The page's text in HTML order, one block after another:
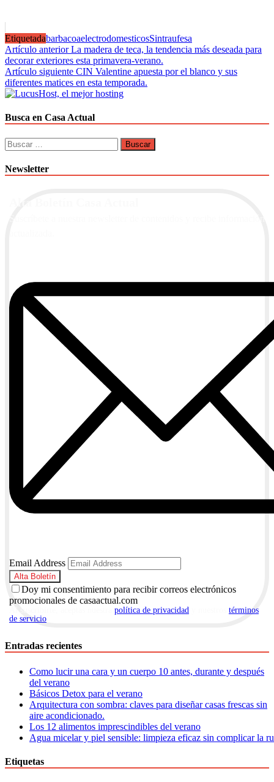
EtiquetadabarbacoaelectrodomesticosSintraufesa
Navegación
de
entradas
Artículo anterior La madera de teca, la tendencia más deseada para
decorar exteriores esta primavera-verano.
Artículo siguiente CIN Valentine apuesta por el blanco y sus
diferentes matices en esta temporada.
Busca en Casa Actual
Buscar:
Newsletter
Email Address
Doy mi consentimiento para recibir correos electrónicos
promocionales de casaactual.com
política de privacidad
términos
de servicio
Entradas recientes
Como lucir una cara y un cuerpo 10 antes, durante y después
del verano
Básicos Detox para el verano
Arquitectura con sombra: claves para diseñar casas frescas sin
aire acondicionado.
Los 12 alimentos imprescindibles del verano
Agua micelar y piel sensible: limpieza eficaz sin complicar la
Etiquetas